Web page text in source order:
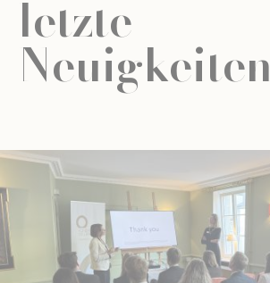
letzte
Neuigkeiten